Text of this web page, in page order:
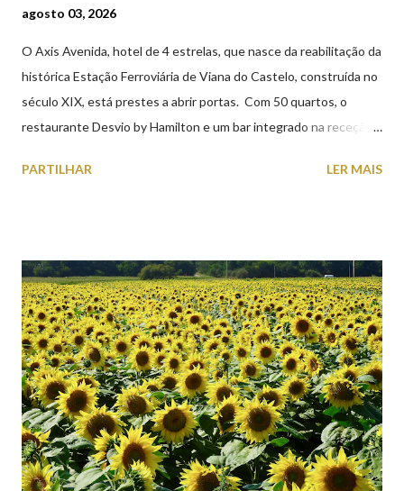
agosto 03, 2026
O Axis Avenida, hotel de 4 estrelas, que nasce da reabilitação da
histórica Estação Ferroviária de Viana do Castelo, construída no
século XIX, está prestes a abrir portas. Com 50 quartos, o
restaurante Desvio by Hamilton e um bar integrado na receção,
peças históricas cedidas pela IP Património que homenageiam a
PARTILHAR LER MAIS